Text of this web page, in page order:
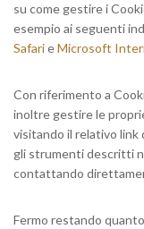
su come gestire i
esempio ai seguenti
SafarieMicrosoft
Con riferimento a
inoltre gestire le
visitando il relativo link
gli strumenti descritti
contattando
Fermo restando